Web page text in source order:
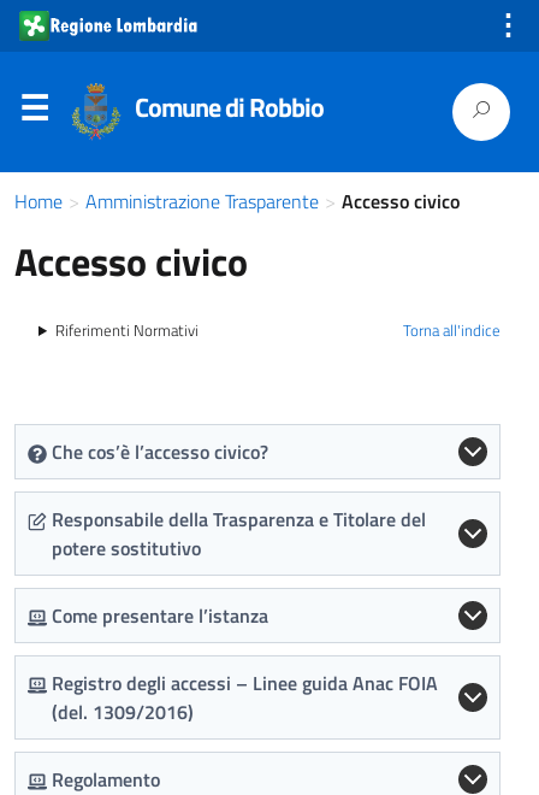
⋮
Comune di Robbio
Home > Amministrazione Trasparente > Accesso civico
Accesso civico
Torna all'indice
Riferimenti Normativi
Che cos’è l’accesso civico?
Responsabile della Trasparenza e Titolare del
potere sostitutivo
Come presentare l’istanza
Registro degli accessi – Linee guida Anac FOIA
(del. 1309/2016)
Regolamento